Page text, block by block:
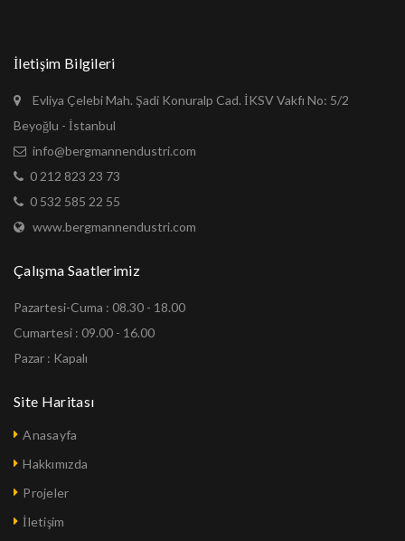
İletişim Bilgileri
Evliya Çelebi Mah. Şadi Konuralp Cad. İKSV Vakfı No: 5/2
Beyoğlu - İstanbul
info@bergmannendustri.com
0 212 823 23 73
0 532 585 22 55
www.bergmannendustri.com
Çalışma Saatlerimiz
Pazartesi-Cuma : 08.30 - 18.00
Cumartesi : 09.00 - 16.00
Pazar : Kapalı
Site Haritası
Anasayfa
Hakkımızda
Projeler
İletişim